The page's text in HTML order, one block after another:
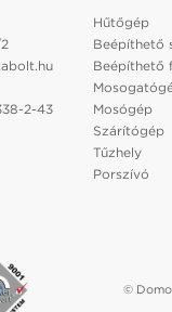
2-43
Hűtőgép
Beépíthető
Beépíthető
Mosógép
Szárítógép
Tűzhely
Porszívó
©